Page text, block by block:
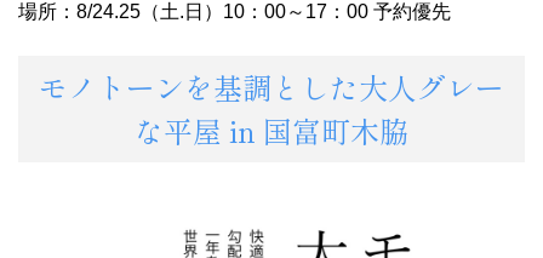
場所：8/24.25（土.日）10：00～17：00 予約優先
モノトーンを基調とした大人グレー
な平屋 in 国富町木脇